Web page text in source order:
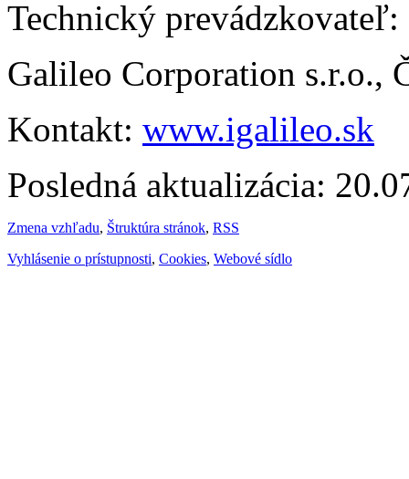
Technický prevádzkovateľ:
Galileo Corporation s.r.o.,
Kontakt: www.igalileo.sk
Posledná aktualizácia:
Zmena vzhľadu, Štruktúra stránok, RSS
Vyhlásenie o prístupnosti, Cookies, Webové sídlo